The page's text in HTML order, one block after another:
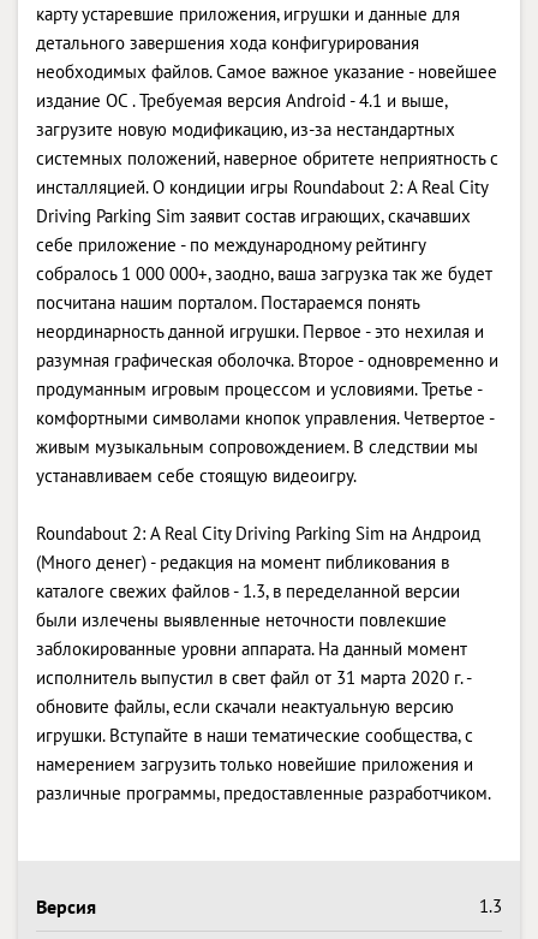
карту устаревшие приложения, игрушки и данные для
детального завершения хода конфигурирования
необходимых файлов. Самое важное указание - новейшее
издание ОС . Требуемая версия Android - 4.1 и выше,
загрузите новую модификацию, из-за нестандартных
системных положений, наверное обритете неприятность с
инсталляцией. О кондиции игры Roundabout 2: A Real City
Driving Parking Sim заявит состав играющих, скачавших
себе приложение - по международному рейтингу
собралось 1 000 000+, заодно, ваша загрузка так же будет
посчитана нашим порталом. Постараемся понять
неординарность данной игрушки. Первое - это нехилая и
разумная графическая оболочка. Второе - одновременно и
продуманным игровым процессом и условиями. Третье -
комфортными символами кнопок управления. Четвертое -
живым музыкальным сопровождением. В следствии мы
устанавливаем себе стоящую видеоигру.
Roundabout 2: A Real City Driving Parking Sim на Андроид
(Много денег) - редакция на момент пибликования в
каталоге свежих файлов - 1.3, в переделанной версии
были излечены выявленные неточности повлекшие
заблокированные уровни аппарата. На данный момент
исполнитель выпустил в свет файл от 31 марта 2020 г. -
обновите файлы, если скачали неактуальную версию
игрушки. Вступайте в наши тематические сообщества, с
намерением загрузить только новейшие приложения и
различные программы, предоставленные разработчиком.
Версия 1.3